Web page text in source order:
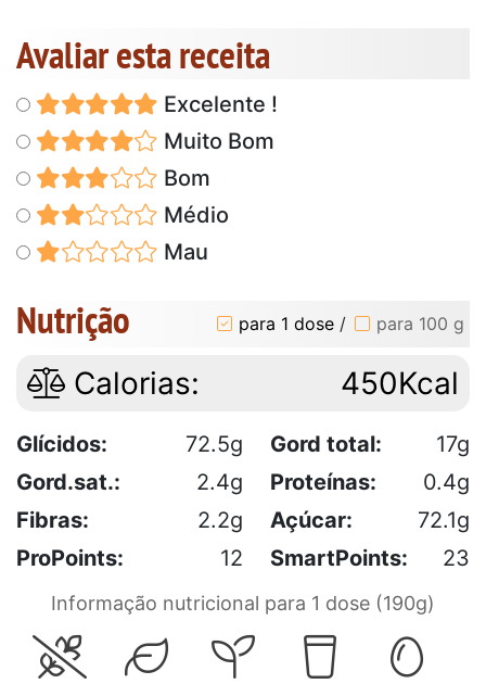
Avaliar esta receita
Excelente !
Muito Bom
Bom
Médio
Mau
Nutrição para 1 dose / para 100 g
Calorias: 450Kcal
Glícidos: 72.5g Gord total:
17g
Gord.sat.:
2.4g Proteínas:
0.4g
Fibras:
2.2g Açúcar:
72.1g
ProPoints:
12 SmartPoints: 23
Informação nutricional para 1 dose (190g)